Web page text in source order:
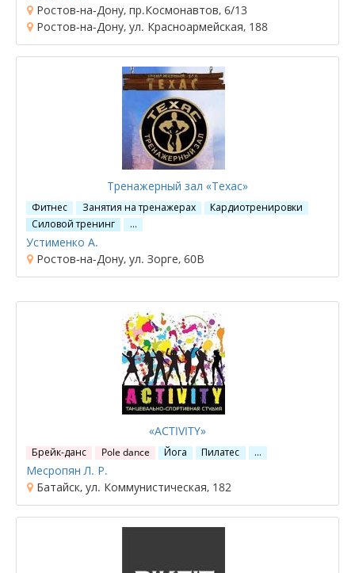
Ростов-на-Дону, пр.Космонавтов, 6/13
Ростов-на-Дону, ул. Красноармейская, 188
Тренажерный зал «Техас»
Фитнес Занятия на тренажерах
Кардиотренировки
Силовой тренинг
…
Устименко А.
Ростов-на-Дону, ул. Зорге, 60В
«ACTIVITY»
Брейк-данс Pole dance Йога Пилатес …
Месропян Л. Р.
Батайск, ул. Коммунистическая, 182